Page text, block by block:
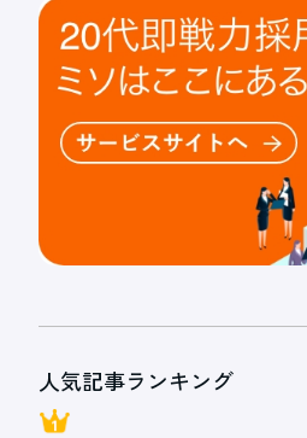
人気記事ランキング